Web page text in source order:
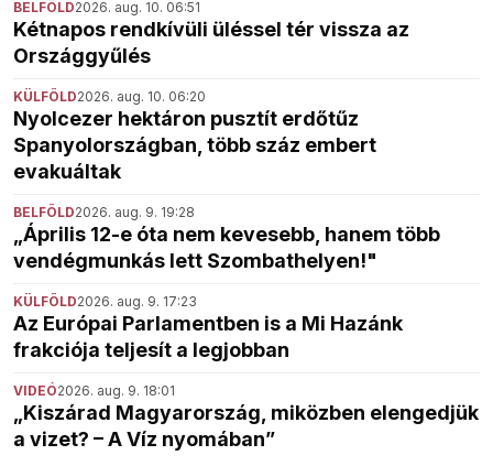
BELFÖLD2026. aug. 10. 06:51
Kétnapos rendkívüli üléssel tér vissza az
Országgyűlés
KÜLFÖLD2026. aug. 10. 06:20
Nyolcezer hektáron pusztít erdőtűz
Spanyolországban, több száz embert
evakuáltak
BELFÖLD2026. aug. 9. 19:28
„Április 12-e óta nem kevesebb, hanem több
vendégmunkás lett Szombathelyen!"
KÜLFÖLD2026. aug. 9. 17:23
Az Európai Parlamentben is a Mi Hazánk
frakciója teljesít a legjobban
VIDEÓ2026. aug. 9. 18:01
„Kiszárad Magyarország, miközben elengedjük
a vizet? – A Víz nyomában”